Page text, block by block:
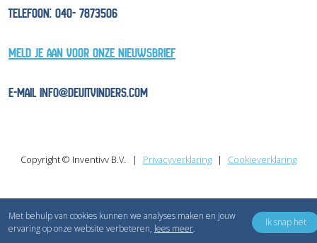
Met behulp van cookies kunnen we analyses maken en jouw
ervaring op onze website verbeteren, lees meer.
Ik snap het
TELEFOON: 040- 7873506
MELD JE AAN VOOR ONZE NIEUWSBRIEF
E-MAIL INFO@DEUITVINDERS.COM
Copyright © Inventivv B.V. Privacyverklaring Cookieverklaring